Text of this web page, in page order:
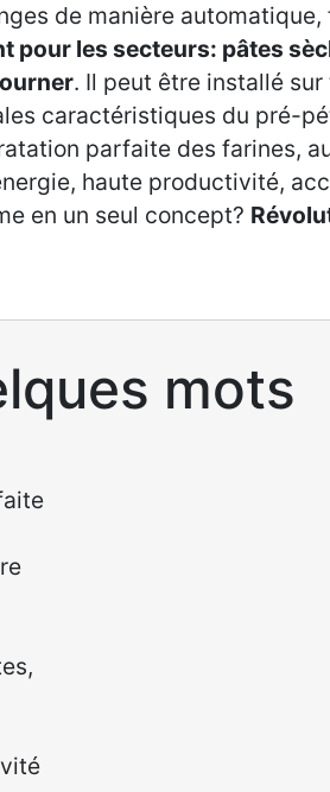
de manière
pour les secteurs: pâtes
. Il peut être installé
caractéristiques du pré-
parfaite des farines,
haute productivité,
en un seul concept?
mots